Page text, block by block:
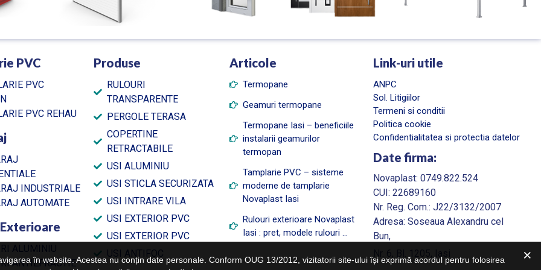
PVC
PVC
PVC REHAU
INDUSTRIALE
AUTOMATE
ALUMINIU
ANTIEFRACTIE
Produse
RULOURI
TRANSPARENTE
PERGOLE TERASA
COPERTINE
RETRACTABILE
USI ALUMINIU
USI STICLA SECURIZATA
USI INTRARE VILA
USI EXTERIOR PVC
USI EXTERIOR PVC
USI ANTIFOC
Articole
Termopane
Geamuri termopane
Termopane Iasi – beneficiile
instalarii geamurilor
termopan
Tamplarie PVC – sisteme
moderne de tamplarie
Novaplast Iasi
Rulouri exterioare Novaplast
Iasi : pret, modele rulouri …
Link-uri utile
ANPC
Sol. Litigiilor
Termeni si conditii
Politica cookie
Confidentialitatea si protectia datelor
Date firma:
Novaplast: 0749.822.524
CUI: 22689160
Nr. Reg. Com.: J22/3132/2007
Adresa: Soseaua Alexandru cel
Bun,
în website. Acestea nu conțin date personale. Conform OUG 13/2012, vizitatorii site-ului își exprimă acordul pentru folosirea